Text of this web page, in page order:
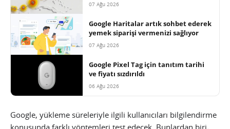
07 Ağu 2026
Google Haritalar artık sohbet ederek
yemek siparişi vermenizi sağlıyor
07 Ağu 2026
Google Pixel Tag için tanıtım tarihi
ve fiyatı sızdırıldı
06 Ağu 2026
Google, yükleme süreleriyle ilgili kullanıcıları bilgilendirme